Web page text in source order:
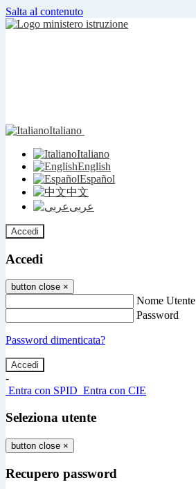
Salta al contenuto
Italiano
Italiano
English
Español
中文
عربى
Accedi
Accedi
button close ×
Nome Utente
Password
Password dimenticata?
-
Entra con SPID Entra con CIE
Seleziona utente
button close ×
Recupero password